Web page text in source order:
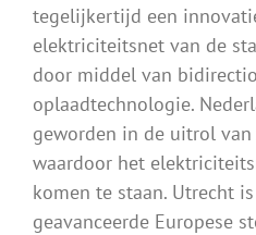
tegelijkertijd een
elektriciteitsnet van de
door middel van
oplaadtechnologie.
geworden in de uitrol
waardoor het
komen te staan. Utrecht
geavanceerde Europese